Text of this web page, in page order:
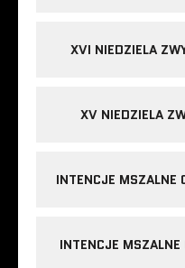
XVI NIEDZIELA
XV NIEDZIELA
INTENCJE
INTENCJE